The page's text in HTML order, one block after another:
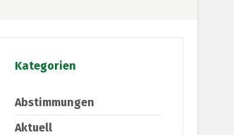
Kategorien
Abstimmungen
Aktuell